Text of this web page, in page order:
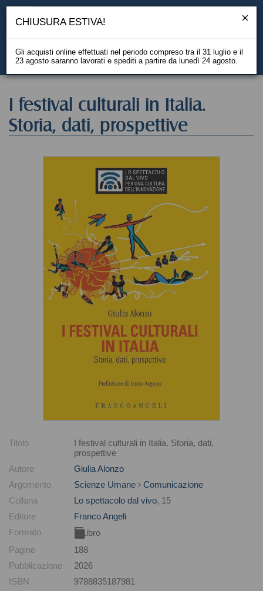
EN
I festival culturali in Italia.
Storia, dati, prospettive
Titolo
I festival culturali in Italia. Storia, dati,
prospettive
Autore
Giulia Alonzo
Argomento
Scienze Umane
Comunicazione
Collana
Lo spettacolo dal vivo, 15
Editore
Franco Angeli
Formato
Libro
Pagine
188
Pubblicazione
2026
ISBN
9788835187981
CHIUSURA ESTIVA!
Gli acquisti online effettuati nel periodo compreso tra il 31 luglio e il
23 agosto saranno lavorati e spediti a partire da lunedì 24 agosto.